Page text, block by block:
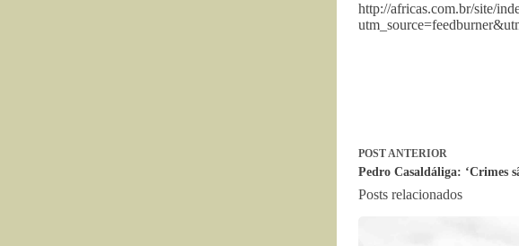
http://africas.com.br/site/
POSTANTERIOR
Pedro Casaldáliga: ‘Crimes
Posts relacionados